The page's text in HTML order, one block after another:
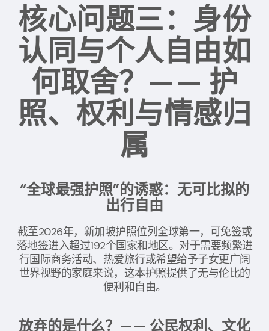
核心问题三：身份
认同与个人自由如
何取舍？—— 护
照、权利与情感归
属
“全球最强护照”的诱惑：无可比拟的
出行自由
截至2026年，新加坡护照位列全球第一，可免签或
落地签进入超过192个国家和地区。对于需要频繁进
行国际商务活动、热爱旅行或希望给予子女更广阔
世界视野的家庭来说，这本护照提供了无与伦比的
便利和自由。
放弃的是什么？—— 公民权利、文化